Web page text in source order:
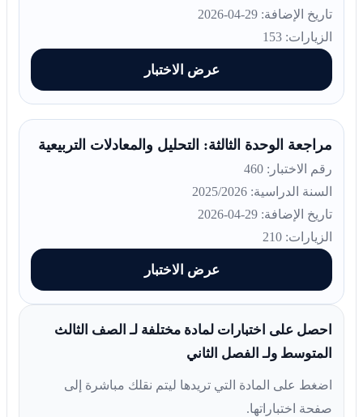
تاريخ الإضافة: 29-04-2026
الزيارات: 153
عرض الاختبار
مراجعة الوحدة الثالثة: التحليل والمعادلات التربيعية
رقم الاختبار: 460
السنة الدراسية: 2025/2026
تاريخ الإضافة: 29-04-2026
الزيارات: 210
عرض الاختبار
احصل على اختبارات لمادة مختلفة لـ الصف الثالث
المتوسط ولـ الفصل الثاني
اضغط على المادة التي تريدها ليتم نقلك مباشرة إلى
صفحة اختباراتها.